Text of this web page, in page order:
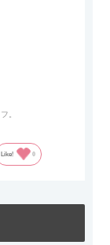
。
Like! 0